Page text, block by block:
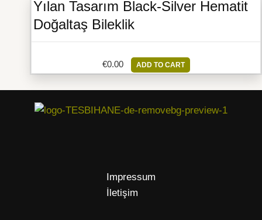
Yılan Tasarım Black-Silver Hematit
Doğaltaş Bileklik
€0.00 ADD TO CART
Impressum
İletişim